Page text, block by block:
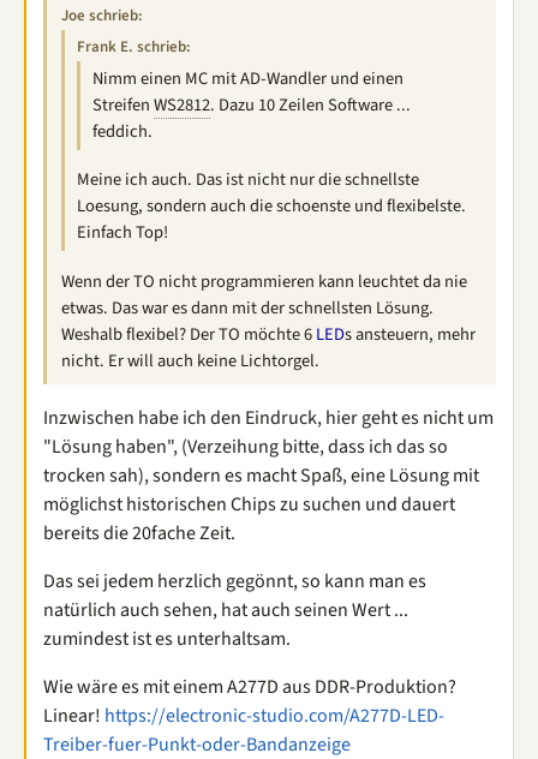
Joe schrieb:
Frank E. schrieb:
Nimm einen MC mit AD-Wandler und einen
StreifenWS2812. Dazu 10 Zeilen Software ...
feddich.
Meine ich auch. Das ist nicht nur die schnellste
Loesung, sondern auch die schoenste und flexibelste.
Einfach Top!
Wenn der TO nicht programmieren kann leuchtet da nie
etwas. Das war es dann mit der schnellsten Lösung.
Weshalb flexibel? Der TO möchte 6LEDs ansteuern, mehr
nicht. Er will auch keine Lichtorgel.
Inzwischen habe ich den Eindruck, hier geht es nicht um
"Lösung haben", (Verzeihung bitte, dass ich das so
trocken sah), sondern es macht Spaß, eine Lösung mit
möglichst historischen Chips zu suchen und dauert
bereits die 20fache Zeit.
Das sei jedem herzlich gegönnt, so kann man es
natürlich auch sehen, hat auch seinen Wert ...
zumindest ist es unterhaltsam.
Wie wäre es mit einem A277D aus DDR-Produktion?
Linear! https://electronic-studio.com/A277D-LED-
Treiber-fuer-Punkt-oder-Bandanzeige